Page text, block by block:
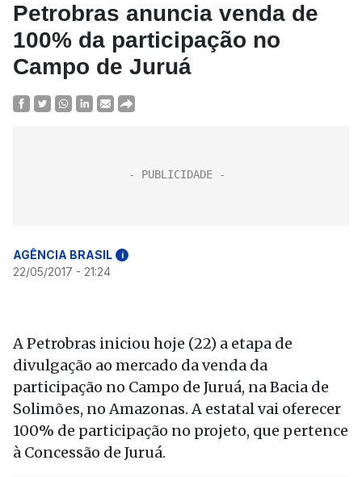
Petrobras anuncia venda de
100% da participação no
Campo de Juruá
AGÊNCIA BRASIL i
22/05/2017 - 21:24
A Petrobras iniciou hoje (22) a etapa de
divulgação ao mercado da venda da
participação no Campo de Juruá, na Bacia de
Solimões, no Amazonas. A estatal vai oferecer
100% de participação no projeto, que pertence
à Concessão de Juruá.